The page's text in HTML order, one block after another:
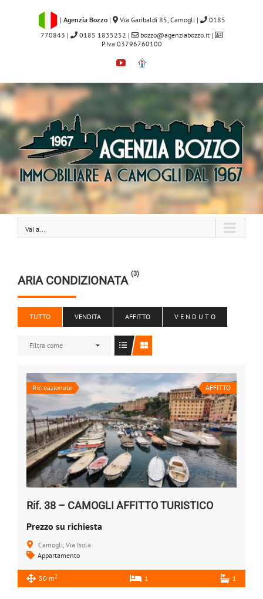
| Agenzia Bozzo | Via Garibaldi 85, Camogli |
0185
770843 | 0185 1835252 | bozzo@agenziabozzo.it|
P.Iva 03796760100
YouTube
Immobiliare.it
Vai a...
ARIA CONDIZIONATA (3)
TUTTO VENDITA AFFITTO V E N D U T O
Filtra come
Ricreazionale AFFITTO
Rif. 38 – CAMOGLI AFFITTO TURISTICO
Prezzo su richiesta
Camogli, Via Isola
Appartamento
50 m2 1 1